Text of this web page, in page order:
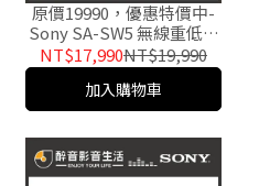
原價19990，優惠特價中-
Sony SA-SW5 無線重低音
揚聲器.台灣公司貨 醉音影
音生活
NT$17,990NT$19,990
加入購物車